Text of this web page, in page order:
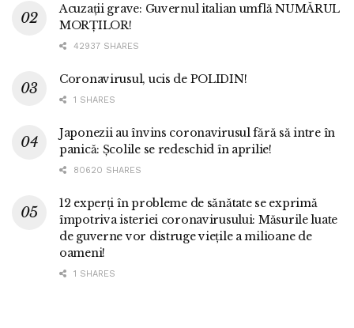
Acuzații grave: Guvernul italian umflă NUMĂRUL
MORȚILOR!
42937 SHARES
Coronavirusul, ucis de POLIDIN!
1 SHARES
Japonezii au învins coronavirusul fără să intre în
panică: Școlile se redeschid în aprilie!
80620 SHARES
12 experți în probleme de sănătate se exprimă
împotriva isteriei coronavirusului: Măsurile luate
de guverne vor distruge viețile a milioane de
oameni!
1 SHARES